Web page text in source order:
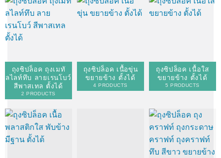
ถุงซิปล็อค ถุงเมทั
ลไลท์ทึบ ลายเรนโบว์
สีพาสเทล ตั้งได้
2 PRODUCTS
ถุงซิปล็อค เนื้อขุ่น
ขยายข้าง ตั้งได้
4 PRODUCTS
ถุงซิปล็อค เนื้อใส
ขยายข้าง ตั้งได้
5 PRODUCTS